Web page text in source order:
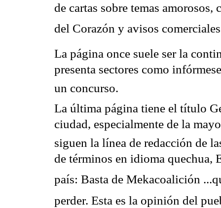
de cartas sobre temas amorosos,
del Corazón y avisos
La página once suele ser la
presenta sectores como
un concurso.
La última página tiene el título
ciudad, especialmente de la
siguen la línea de redacción de
de términos en idioma quechua,
país: Basta de Mekacoalición
perder. Esta es la opinión del